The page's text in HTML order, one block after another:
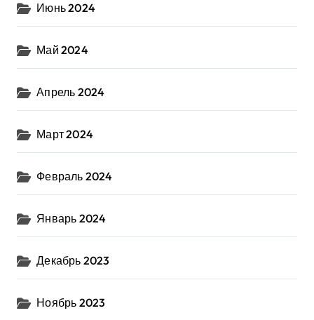
Июнь 2024
Май 2024
Апрель 2024
Март 2024
Февраль 2024
Январь 2024
Декабрь 2023
Ноябрь 2023